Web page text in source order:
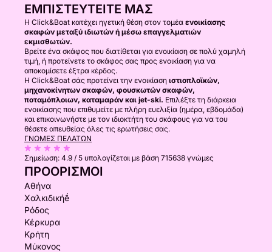
ΕΜΠΙΣΤΕΥΤΕΊΤΕ ΜΑΣ
Η Click&Boat κατέχει ηγετική θέση στον τομέα ενοικίασης
σκαφών μεταξύ ιδιωτών ή μέσω επαγγελματιών
εκμισθωτών.
Βρείτε ένα σκάφος που διατίθεται για ενοικίαση σε πολύ χαμηλή
τιμή, ή προτείνετε το σκάφος σας προς ενοικίαση για να
αποκομίσετε έξτρα κέρδος.
Η Click&Boat σάς προτείνει την ενοικίαση ιστιοπλοϊκών,
μηχανοκίνητων σκαφών, φουσκωτών σκαφών,
ποταμόπλοιων, καταμαράν και jet-ski. Επιλέξτε τη διάρκεια
ενοικίασης που επιθυμείτε με πλήρη ευελιξία (ημέρα, εβδομάδα)
και επικοινωνήστε με τον ιδιοκτήτη του σκάφους για να του
θέσετε απευθείας όλες τις ερωτήσεις σας.
ΓΝΏΜΕΣ ΠΕΛΑΤΏΝ
Σημείωση: 4.9 / 5 υπολογίζεται με βάση 715638 γνώμες
ΠΡΟΟΡΙΣΜΟΊ
Αθήνα
Χαλκιδικήḗ
Ρόδος
Κέρκυρα
Κρήτη
Μύκονος